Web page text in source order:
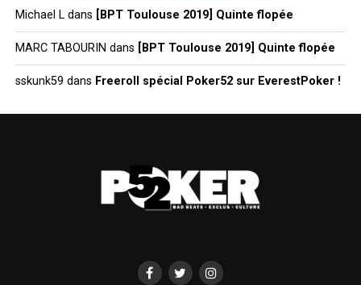
Michael Ldans [BPT Toulouse 2019] Quinte flopée
MARC TABOURIN dans [BPT Toulouse 2019] Quinte flopée
sskunk59 dans Freeroll spécial Poker52 sur EverestPoker !